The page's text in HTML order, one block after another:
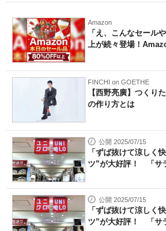
Amazon
「え、こんなセール
上が続々登場！
FINCHI on GOETHE
【西野亮廣】つくり
の作り方とは
公開 2025/07/15
「ずば抜けて涼しく
ツ”が大好評！ 「サ
公開 2025/07/15
「ずば抜けて涼しく
ツ”が大好評！ 「サ